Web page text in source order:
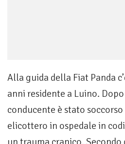
Alla guida della Fiat Panda
anni residente a Luino.
conducente è stato
elicottero in ospedale in